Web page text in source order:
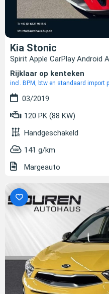
Kia Stonic
Spirit Apple CarPlay Android
Rijklaar op kenteken
incl. BPM, btw en standaard import
03/2019
120 PK (88 KW)
Handgeschakeld
141 g/km
Margeauto